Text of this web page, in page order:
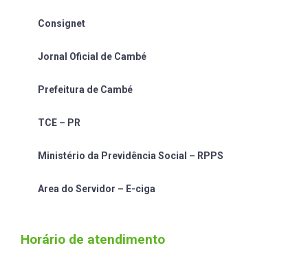
Consignet
Jornal Oficial de Cambé
Prefeitura de Cambé
TCE – PR
Ministério da Previdência Social – RPPS
Area do Servidor – E-ciga
Horário de atendimento